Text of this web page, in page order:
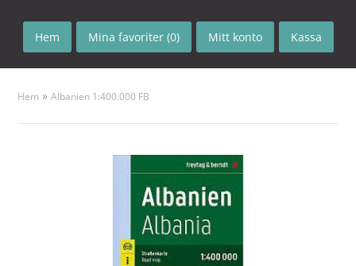
Hem Mina favoriter (0) Mitt konto Kassa
Hem »Albanien 1:400.000 FB